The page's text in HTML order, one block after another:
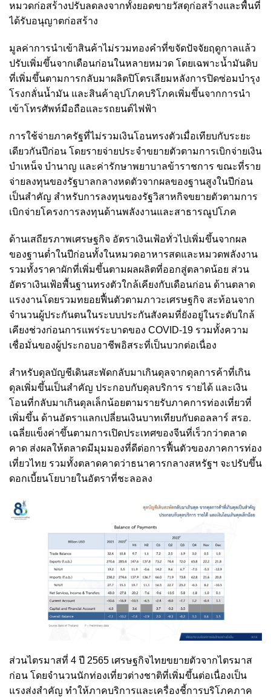
หมวดก่อสร้างปรับลดลงจากทั้งยอดขายวัสดุก่อสร้างและพื้นที่
ได้รับอนุญาตก่อสร้าง
มูลค่าการนำเข้าสินค้าไม่รวมทองคำที่ขจัดปัจจัยฤดูกาลแล้ว
ปรับเพิ่มขึ้นจากเดือนก่อนในหลายหมวด โดยเฉพาะน้ำมันดิบ
ที่เพิ่มขึ้นตามการกลับมาผลิตปิโตรเลียมหลังการปิดซ่อมบำรุง
โรงกลั่นน้ำมัน และสินค้าอุปโภคบริโภคเพิ่มขึ้นจากการนำ
เข้าโทรศัพท์มือถือและรถยนต์ไฟฟ้า
การใช้จ่ายภาครัฐที่ไม่รวมเงินโอนทรงตัวเมื่อเทียบกับระยะ
เดียวกันปีก่อน โดยรายจ่ายประจำขยายตัวตามการเบิกจ่ายเงิน
บำเหน็จ บำนาญ และค่ารักษาพยาบาลข้าราชการ ขณะที่ราย
จ่ายลงทุนของรัฐบาลกลางหดตัวจากผลของฐานสูงในปีก่อน
เป็นสำคัญ สำหรับการลงทุนของรัฐวิสาหกิจขยายตัวตามการ
เบิกจ่ายโครงการลงทุนด้านพลังงานและสาธารณูปโภค
ด้านเสถียรภาพเศรษฐกิจ อัตราเงินเฟ้อทั่วไปเพิ่มขึ้นจากผล
ของฐานต่ำในปีก่อนทั้งในหมวดอาหารสดและหมวดพลังงาน
รวมทั้งราคาผักที่เพิ่มขึ้นตามผลผลิตที่ออกสู่ตลาดน้อย ส่วน
อัตราเงินเฟ้อพื้นฐานทรงตัวใกล้เคียงกับเดือนก่อน ด้านตลาด
แรงงานโดยรวมทยอยฟื้นตัวตามภาวะเศรษฐกิจ สะท้อนจาก
จำนวนผู้ประกันตนในระบบประกันสังคมที่ยังอยู่ในระดับใกล้
เคียงช่วงก่อนการแพร่ระบาดของ COVID-19 รวมทั้งความ
เชื่อมั่นของผู้ประกอบอาชีพอิสระที่เป็นบวกต่อเนื่อง
สำหรับดุลบัญชีเดินสะพัดกลับมาเกินดุลจากดุลการค้าที่เกิน
ดุลเพิ่มขึ้นเป็นสำคัญ ประกอบกับดุลบริการ รายได้ และเงิน
โอนที่กลับมาเกินดุลเล็กน้อยตามรายรับภาคการท่องเที่ยวที่
เพิ่มขึ้น ด้านอัตราแลกเปลี่ยนเงินบาทเทียบกับดอลลาร์ สรอ.
เฉลี่ยแข็งค่าขึ้นตามการเปิดประเทศของจีนที่เร็วกว่าตลาด
คาด ส่งผลให้ตลาดมีมุมมองที่ดีต่อการฟื้นตัวของภาคการท่อง
เที่ยวไทย รวมทั้งตลาดคาดว่าธนาคารกลางสหรัฐฯ จะปรับขึ้น
ดอกเบี้ยนโยบายในอัตราที่ชะลอลง
ส่วนไตรมาสที่ 4 ปี 2565 เศรษฐกิจไทยขยายตัวจากไตรมาส
ก่อน โดยจำนวนนักท่องเที่ยวต่างชาติที่เพิ่มขึ้นต่อเนื่องเป็น
แรงส่งสำคัญ ทำให้ภาคบริการและเครื่องชี้การบริโภคภาค